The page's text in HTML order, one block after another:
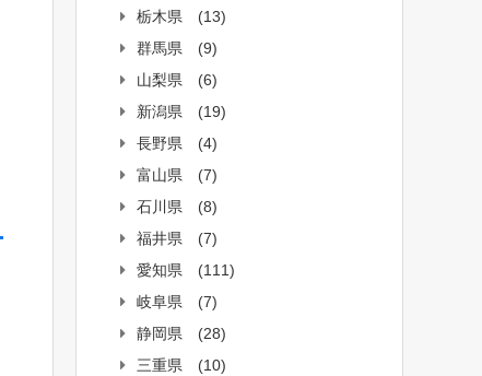
栃木県
(13)
群馬県
(9)
山梨県
(6)
新潟県
(19)
長野県
(4)
富山県
(7)
石川県
(8)
福井県
(7)
愛知県
(111)
岐阜県
(7)
静岡県
(28)
三重県
(10)